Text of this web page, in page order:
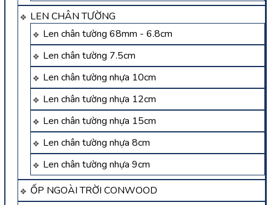
LEN CHÂN TƯỜNG
Len chân tường 68mm - 6.8cm
Len chân tường 7.5cm
Len chân tường nhựa 10cm
Len chân tường nhựa 12cm
Len chân tường nhựa 15cm
Len chân tường nhựa 8cm
Len chân tường nhựa 9cm
ỐP NGOÀI TRỜI CONWOOD